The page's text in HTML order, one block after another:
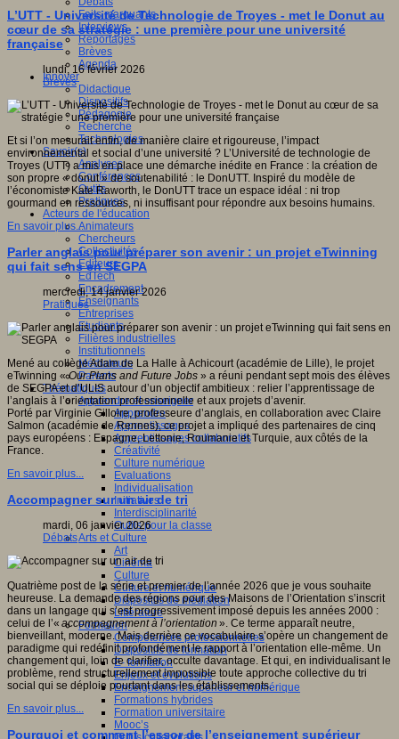
Faits marquants
Interviews
Reportages
Brèves
Agenda
Innover
Didactique
Dispositifs
Pédagogie
Recherche
Technologies
Savoir(s)
Analyses
Conférences
Outils
Pratiques
Acteurs de l'éducation
Animateurs
Chercheurs
Collectivités
Editeurs
EdTech
Encadrement
Enseignants
Entreprises
Etudiants
Filières industrielles
Institutionnels
Médiateurs
Parents
Thématiques
Apprendre et enseigner
Apprendre
Apprentissages
Apprentissages collaboratifs
Créativité
Culture numérique
Evaluations
Individualisation
Initiatives
Interdisciplinarité
Outils pour la classe
Arts et Culture
Art
Cinéma
Culture
Culture et numérique
Dispositifs de médiation
Littérature
Formation
Compétences professionnelles
Dispositifs de formation
E- formation
Enjeux et évolutions
Enseignement supérieur et numérique
Formations hybrides
Formation universitaire
Mooc’s
L’UTT - Université de Technologie de Troyes - met le Donut au
cœur de sa stratégie : une première pour une université
française
lundi, 16 février 2026
Brèves
Et si l’on mesurait enfin, de manière claire et rigoureuse, l’impact
environnemental et social d’une université ? L’Université de technologie de
Troyes (UTT) a mis en place une démarche inédite en France : la création de
son propre « donut » de soutenabilité : le DonUTT. Inspiré du modèle de
l’économiste Kate Raworth, le DonUTT trace un espace idéal : ni trop
gourmand en ressources, ni insuffisant pour répondre aux besoins humains.
En savoir plus...
Parler anglais pour préparer son avenir : un projet eTwinning
qui fait sens en SEGPA
mercredi, 14 janvier 2026
Pratiques
Mené au collège Adam de La Halle à Achicourt (académie de Lille), le projet
eTwinning «Our Plans and Future Jobs » a réuni pendant sept mois des élèves
de SEGPA et d’ULIS autour d’un objectif ambitieux : relier l’apprentissage de
l’anglais à l’orientation professionnelle et aux projets d’avenir.
Porté par Virginie Gilloire, professeure d’anglais, en collaboration avec Claire
Salmon (académie de Rennes), ce projet a impliqué des partenaires de cinq
pays européens : Espagne, Lettonie, Roumanie et Turquie, aux côtés de la
France.
En savoir plus...
Accompagner sur un air de tri
mardi, 06 janvier 2026
Débats
Quatrième post de la série et premier de l’année 2026 que je vous souhaite
heureuse. La demande des régions pour des Maisons de l’Orientation s’inscrit
dans un langage qui s’est progressivement imposé depuis les années 2000 :
celui de l’« accompagnement à l’orientation ». Ce terme apparaît neutre,
bienveillant, moderne. Mais derrière ce vocabulaire s’opère un changement de
paradigme qui redéfinit profondément le rapport à l’orientation elle-même. Un
changement qui, loin de clarifier, occulte davantage. Et qui, en individualisant le
problème, rend structurellement impossible toute approche collective du tri
social qui se déploie pourtant dans les établissements.
En savoir plus...
Pourquoi et comment l’essor de l’enseignement supérieur